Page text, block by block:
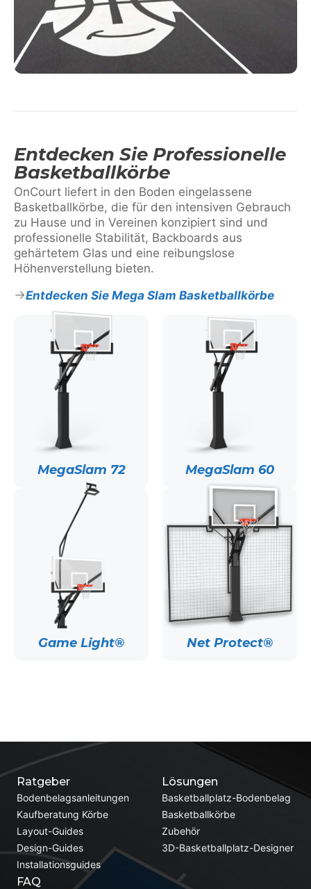
Entdecken Sie Professionelle
Basketballkörbe
OnCourt liefert in den Boden eingelassene
Basketballkörbe, die für den intensiven Gebrauch
zu Hause und in Vereinen konzipiert sind und
professionelle Stabilität, Backboards aus
gehärtetem Glas und eine reibungslose
Höhenverstellung bieten.
Entdecken Sie Mega Slam Basketballkörbe
MegaSlam 72 MegaSlam 60
Game Light® Net Protect®
Lösungen
Basketballplatz-Bodenbelag
Basketballkörbe
Zubehör
3D-Basketballplatz-Designer
Ratgeber
Bodenbelagsanleitungen
Kaufberatung Körbe
Layout-Guides
Design-Guides
Installationsguides
FAQ